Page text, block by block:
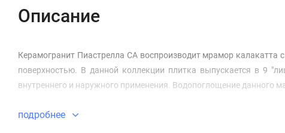
Описание
Керамогранит Пиастрелла CA воспроизводит мрамор
поверхностью. В данной коллекции плитка выпускается в 9
внутреннего и наружного применения. Водопоглощение данного
подробнее